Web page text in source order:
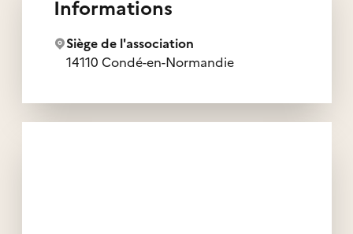
Informations
Siège de l'association
14110 Condé-en-Normandie